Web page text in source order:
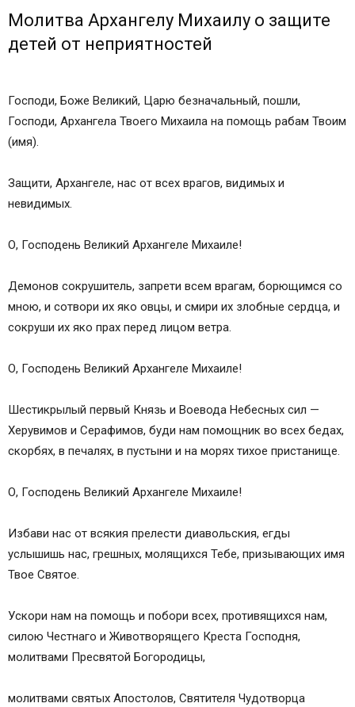
Молитва Архангелу Михаилу о защите
детей от неприятностей
Господи, Боже Великий, Царю безначальный, пошли,
Господи, Архангела Твоего Михаила на помощь рабам Твоим
(имя).
Защити, Архангеле, нас от всех врагов, видимых и
невидимых.
О, Господень Великий Архангеле Михаиле!
Демонов сокрушитель, запрети всем врагам, борющимся со
мною, и сотвори их яко овцы, и смири их злобные сердца, и
сокруши их яко прах перед лицом ветра.
О, Господень Великий Архангеле Михаиле!
Шестикрылый первый Князь и Воевода Небесных сил —
Херувимов и Серафимов, буди нам помощник во всех бедах,
скорбях, в печалях, в пустыни и на морях тихое пристанище.
О, Господень Великий Архангеле Михаиле!
Избави нас от всякия прелести диавольския, егды
услышишь нас, грешных, молящихся Тебе, призывающих имя
Твое Святое.
Ускори нам на помощь и побори всех, противящихся нам,
силою Честнаго и Животворящего Креста Господня,
молитвами Пресвятой Богородицы,
молитвами святых Апостолов, Святителя Чудотворца